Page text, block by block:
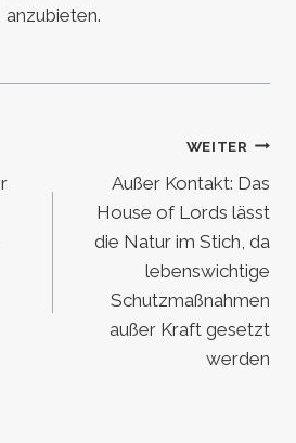
anzubieten.
WEITER
Außer Kontakt: Das
House of Lords lässt
die Natur im Stich, da
lebenswichtige
Schutzmaßnahmen
außer Kraft gesetzt
werden